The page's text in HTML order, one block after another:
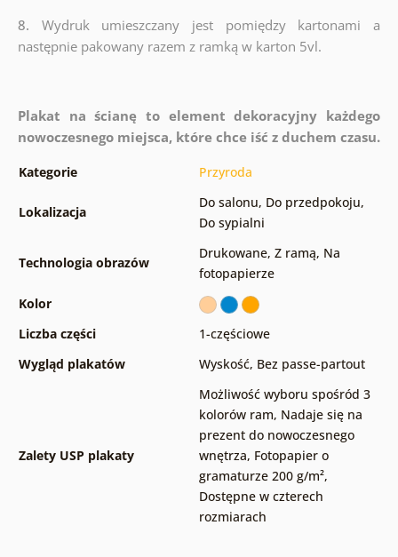
8. Wydruk umieszczany jest pomiędzy kartonami a
następnie pakowany razem z ramką w karton 5vl.
Plakat na ścianę to element dekoracyjny każdego
nowoczesnego miejsca, które chce iść z duchem czasu.
Kategorie Przyroda
Lokalizacja
Do salonu, Do przedpokoju,
Do sypialni
Technologia obrazów
Drukowane, Z ramą, Na
fotopapierze
Kolor
Liczba części
1-częściowe
Wygląd plakatów
Wyskość, Bez passe-partout
Zalety USP plakaty
Możliwość wyboru spośród 3
kolorów ram, Nadaje się na
prezent do nowoczesnego
wnętrza, Fotopapier o
gramaturze 200 g/m²,
Dostępne w czterech
rozmiarach